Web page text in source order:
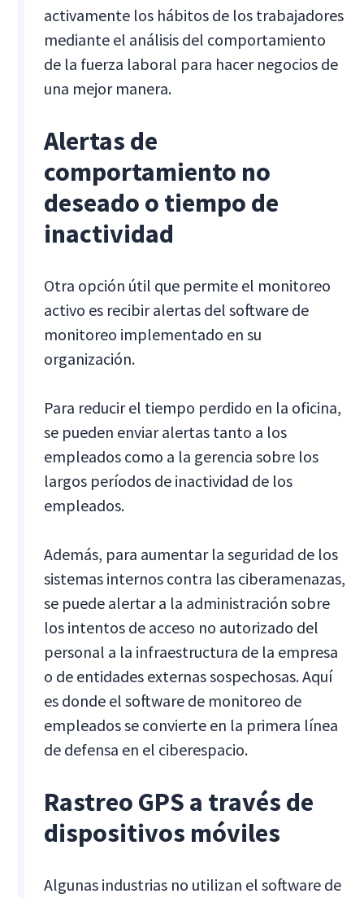
activamente los hábitos de los trabajadores
mediante el análisis del comportamiento
de la fuerza laboral para hacer negocios de
una mejor manera.
Alertas de
comportamiento no
deseado o tiempo de
inactividad
Otra opción útil que permite el monitoreo
activo es recibir alertas del software de
monitoreo implementado en su
organización.
Para reducir el tiempo perdido en la oficina,
se pueden enviar alertas tanto a los
empleados como a la gerencia sobre los
largos períodos de inactividad de los
empleados.
Además, para aumentar la seguridad de los
sistemas internos contra las ciberamenazas,
se puede alertar a la administración sobre
los intentos de acceso no autorizado del
personal a la infraestructura de la empresa
o de entidades externas sospechosas. Aquí
es donde el software de monitoreo de
empleados se convierte en la primera línea
de defensa en el ciberespacio.
Rastreo GPS a través de
dispositivos móviles
Algunas industrias no utilizan el software de